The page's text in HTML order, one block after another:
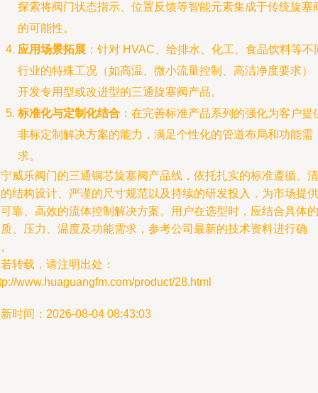
探索将阀门状态指示、位置反馈等智能元素集成于传统旋塞
的可能性。
应用场景拓展 ：针对 HVAC、给排水、化工、食品饮料等不
行业的特殊工况（如高温、微小流量控制、高洁净度要求）
开发专用型或改进型的三通旋塞阀产品。
标准化与定制化结合 ：在完善标准产品系列的强化为客户提
非标定制解决方案的能力，满足个性化的管道布局和功能需
求。
威乐阀门的三通铜芯旋塞阀产品线，依托扎实的标准遵循、清
结构设计、严谨的尺寸规范以及持续的研发投入，为市场提供
靠、高效的流体控制解决方案。用户在选型时，应结合具体的
、压力、温度及功能需求，参考公司最新的技术资料进行确
转载，请注明出处：
www.huaguangfm.com/product/28.html
时间：2026-08-04 08:43:03